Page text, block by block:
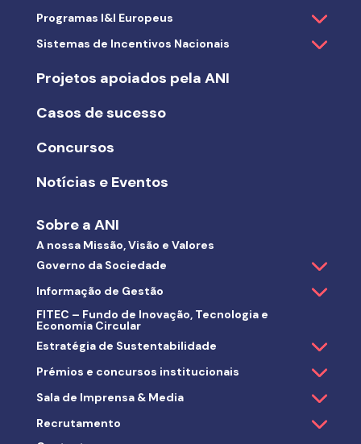
Programas I&I Europeus
Sistemas de Incentivos Nacionais
Projetos apoiados pela ANI
Casos de sucesso
Concursos
Notícias e Eventos
Sobre a ANI
A nossa Missão, Visão e Valores
Governo da Sociedade
Informação de Gestão
FITEC – Fundo de Inovação, Tecnologia e
Economia Circular
Estratégia de Sustentabilidade
Prémios e concursos institucionais
Sala de Imprensa & Media
Recrutamento